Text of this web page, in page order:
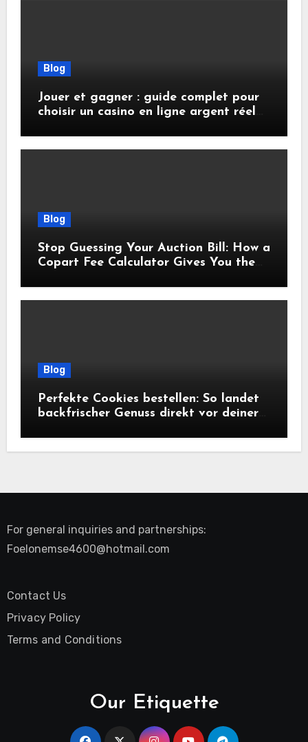
Blog
Jouer et gagner : guide complet pour
choisir un casino en ligne argent réel
Blog
Stop Guessing Your Auction Bill: How a
Copart Fee Calculator Gives You the
Blog
Perfekte Cookies bestellen: So landet
backfrischer Genuss direkt vor deiner
For general inquiries and partnerships:
Foelonemse4600@hotmail.com
Contact Us
Privacy Policy
Terms and Conditions
Our Etiquette